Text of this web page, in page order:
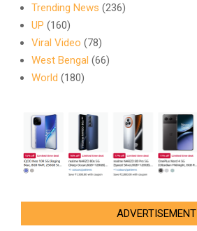
Trending News (236)
UP (160)
Viral Video (78)
West Bengal (66)
World (180)
ADVERTISEMENT